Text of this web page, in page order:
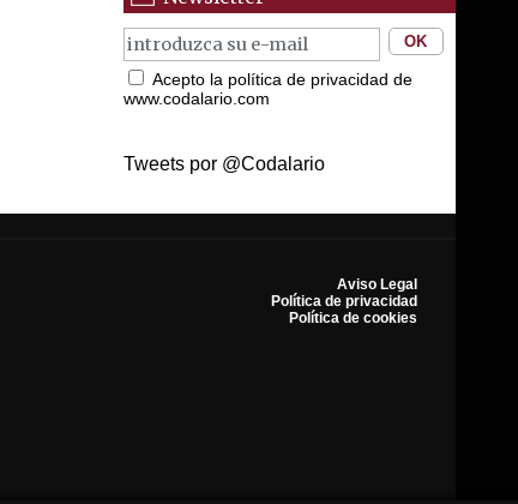
Acepto la política de privacidad de
www.codalario.com
Tweets por @Codalario
Aviso Legal
Política de privacidad
Política de cookies